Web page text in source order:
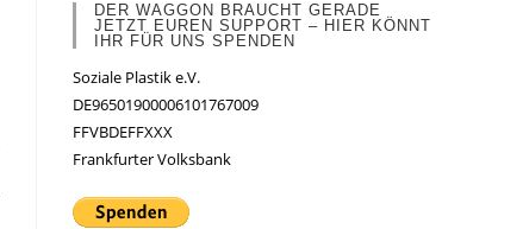
DER WAGGON BRAUCHT GERADE
JETZT EUREN SUPPORT – HIER KÖNNT
IHR FÜR UNS SPENDEN
Soziale Plastik e.V.
DE96501900006101767009
FFVBDEFFXXX
Frankfurter Volksbank